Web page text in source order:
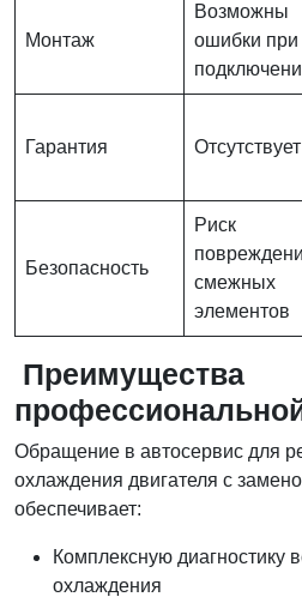
Монтаж
Возможны
ошибки при
Гарантия Отсутствует
Безопасность
Риск
смежных
элементов
Преимущества
Обращение в автосервис для
охлаждения двигателя с
обеспечивает:
Комплексную диагностику
охлаждения